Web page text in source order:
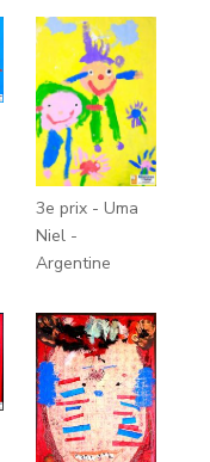
3e prix - Uma
Niel -
Argentine